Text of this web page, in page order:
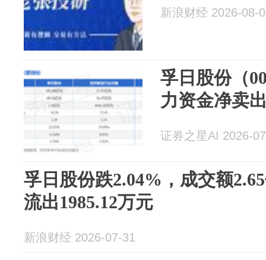
新浪财经 2026-08-
孚日股份（
力资金净卖
证券之星AI 2026-
孚日股份跌2.04%，成交额
流出1985.12万元
新浪财经 2026-07-31